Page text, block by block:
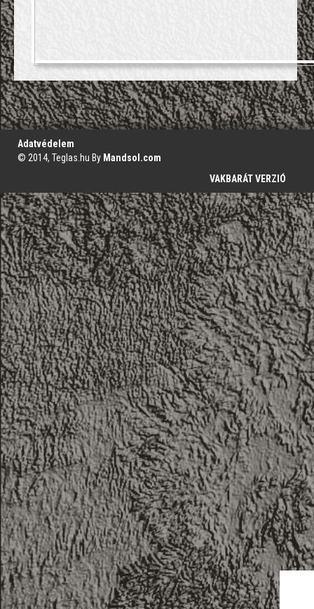
';
Adatvédelem
© 2014, Teglas.hu By Mandsol.com
VAKBARÁT VERZIÓ